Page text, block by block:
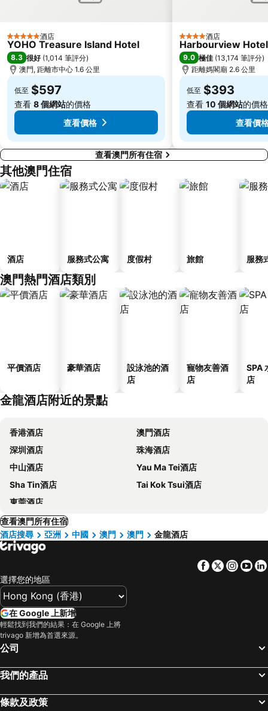
井岸
Asia World Expo Center
珠海美人魚雕像
Casino Babylon
Zhuhai Sandie Waterfalls
The Third Affiliated Hospital Sun YatSen University
Sun Yat-sen University
Flora Gardens
International Youth Dance Festival
5 星級 酒店
YOHO Treasure Island Hotel
8.3 很好 (1,014 筆評分)
澳門, 距離市中心 1.6 公里
低至 $597
查看 8 個網站的價格
查看價格
4 星級 酒店
Harbourview
9.0 極佳 (13,174 筆評分)
距離媽閣廟 2.6 公里
低至 $393
查看 10 個網站的價格
查看價
查看澳門所有住宿
其他澳門住宿
酒店 服務式公寓 度假村 旅館 服務
澳門熱門酒店類別
平價酒店 豪華酒店
設泳池的酒
店
寵物友善酒
店
SPA
店
金龍酒店附近的景點
香港酒店
澳門酒店
深圳酒店
珠海酒店
中山酒店
Yau Ma Tei酒店
Sha Tin酒店
Tai Kok Tsui酒店
東莞酒店
查看澳門所有住宿
酒店搜尋
亞洲 中國 澳門 澳門 金龍酒店
Facebook
Twitter
選擇您的地區
在 Google 上新增
輕鬆找到我們的結果：在 Google 上將
trivago 新增為首選來源。
公司
我們的產品
條款及政策